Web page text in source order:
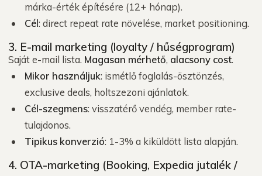
márka-érték építésére (12+ hónap).
Cél: direct repeat rate növelése, market positioning.
3. E-mail marketing (loyalty / hűségprogram)
Saját e-mail lista. Magasan mérhető, alacsony cost.
Mikor használjuk: ismétlő foglalás-ösztönzés,
exclusive deals, holtszezoni ajánlatok.
Cél-szegmens: visszatérő vendég, member rate-
tulajdonos.
Tipikus konverzió: 1-3% a kiküldött lista alapján.
4. OTA-marketing (Booking, Expedia jutalék /